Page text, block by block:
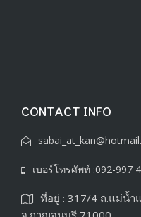
CONTACT INFO
เบอร์โทรศัพท์ :092-997
ที่อยู่ : 317/4 ถ.แม่น้ำ